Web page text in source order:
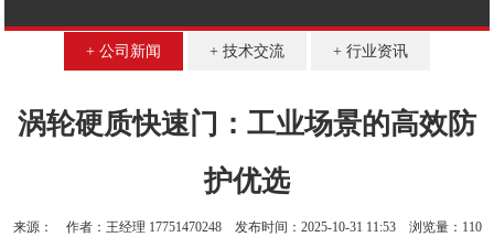
公司新闻 技术交流 行业资讯
涡轮硬质快速门：工业场景的高效防
护优选​
来源： 作者：王经理 17751470248 发布时间：2025-10-31 11:53 浏览量：110